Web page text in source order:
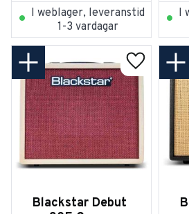
I weblager, leveranstid
1-3 vardagar
I
Blackstar Debut
Lägg till i